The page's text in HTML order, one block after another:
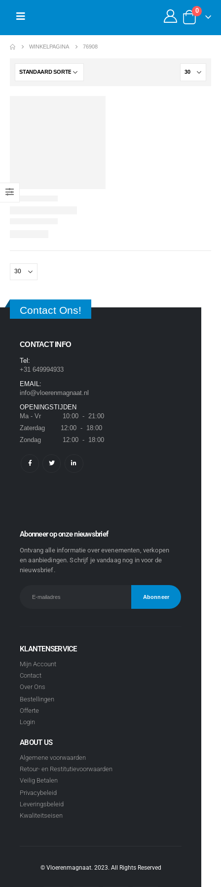
0
WINKELPAGINA 76908
Contact Ons!
CONTACT INFO
Tel:
+31 649994933
EMAIL:
info@vloerenmagnaat.nl
OPENINGSTIJDEN
Ma - Vr 10:00 - 21:00
Zaterdag 12:00 - 18:00
Zondag 12:00 - 18:00
Abonneer op onze nieuwsbrief
Ontvang alle informatie over evenementen, verkopen
en aanbiedingen. Schrijf je vandaag nog in voor de
nieuwsbrief.
KLANTENSERVICE
Mijn Account
Contact
Over Ons
Bestellingen
Offerte
Login
ABOUT US
Algemene voorwaarden
Retour- en Restitutievoorwaarden
Veilig Betalen
Privacybeleid
Leveringsbeleid
Kwaliteitseisen
© Vloerenmagnaat. 2023. All Rights Reserved